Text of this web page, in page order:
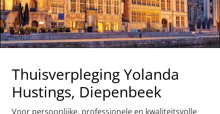
Thuisverpleging Yolanda
Hustings, Diepenbeek
Voor persoonlijke, professionele en kwaliteitsvolle